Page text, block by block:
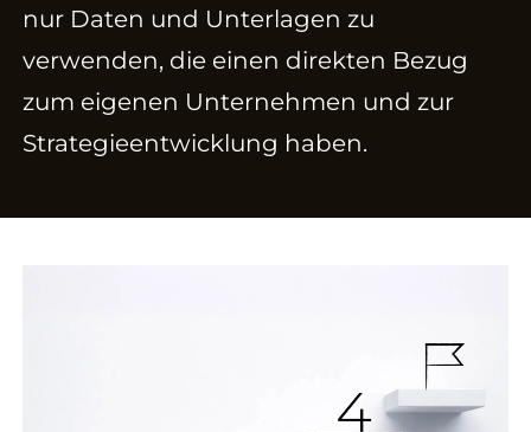
nur Daten und Unterlagen zu
verwenden, die einen direkten Bezug
zum eigenen Unternehmen und zur
Strategieentwicklung haben.